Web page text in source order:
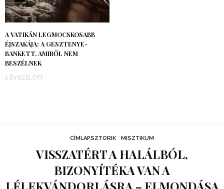
A VATIKÁN LEGMOCSKOSABB
ÉJSZAKÁJA: A GESZTENYE-
BANKETT, AMIRŐL NEM
BESZÉLNEK
2 ÉV EZELŐTT
CÍMLAPSZTORIK MISZTIKUM
VISSZATÉRT A HALÁLBÓL,
BIZONYÍTÉKA VAN A